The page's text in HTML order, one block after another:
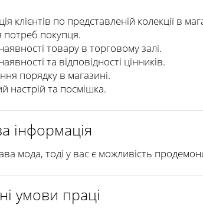
клієнтів по представленій колекції в
покупця.
товару в торговому залі.
та відповідності цінників.
порядку в магазині.
настрій та посмішка.
інформація
мода, тоді у вас є можливість
умови праці